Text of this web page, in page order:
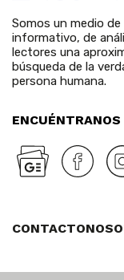
Somos un medio
informativo, de
lectores una
búsqueda de la
persona humana.
ENCUÉNTRANOS
CONTACTO